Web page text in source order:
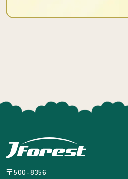
〒500-8356